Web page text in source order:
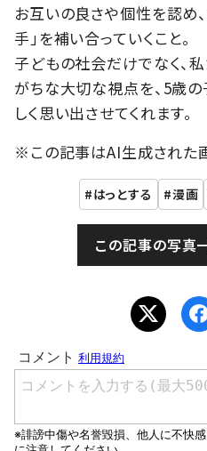
お互いの良さや個性を認め
手」を補い合っていくこと。
子どもの社会だけでなく、
がちな大切な視点を、5歳
しく思い出させてくれます。
※この記事はAI生成された
はっとする 漫画
この記事の写真